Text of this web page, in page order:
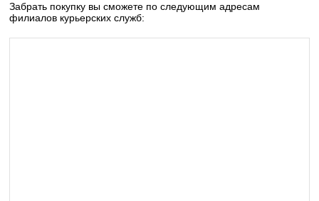
Забрать покупку вы сможете по следующим адресам
филиалов курьерских служб: